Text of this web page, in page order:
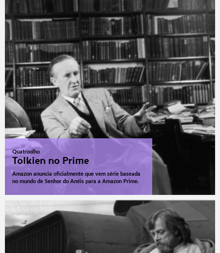
Quatroolho
Tolkien no Prime
Amazon anuncia oficialmente que vem série baseada
no mundo de Senhor do Anéis para a Amazon Prime.